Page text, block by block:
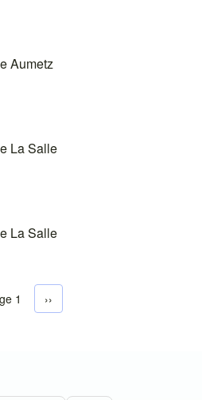
Aumetz
La Salle
La Salle
Pagination
1 Next page
››